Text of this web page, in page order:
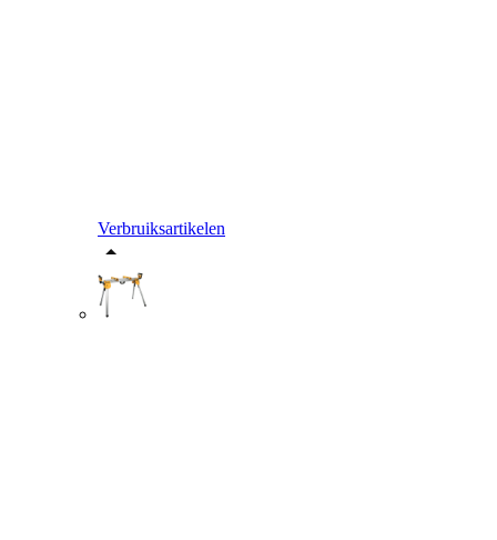
Verbruiksartikelen